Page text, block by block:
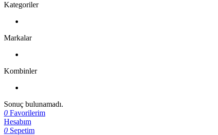
Kategoriler
Markalar
Kombinler
Sonuç bulunamadı.
0 Favorilerim
Hesabım
0 Sepetim